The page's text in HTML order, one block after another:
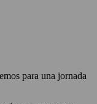
para una jornada